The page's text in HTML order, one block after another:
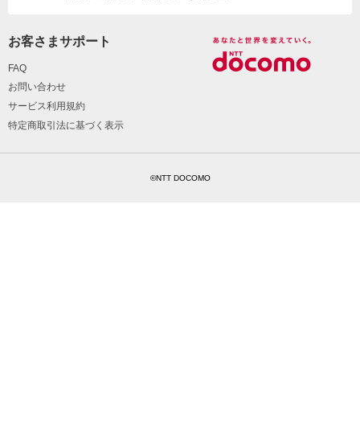
お客さまサポート
FAQ
お問い合わせ
サービス利用規約
特定商取引法に基づく表示
©NTT DOCOMO